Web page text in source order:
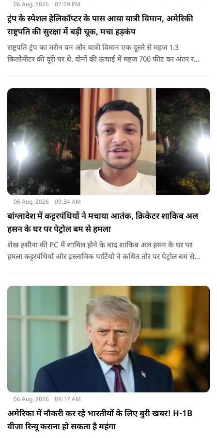
06 Aug, 2026 07:09 PM
ट्रंप के स्पेशल हेलिकॉप्टर के पास आया यात्री विमान, अमेरिकी
राष्ट्रपति की सुरक्षा में बड़ी चूक, मचा हड़कंप
राष्ट्रपति ट्रंप का मरीन वन और यात्री विमान एक दूसरे से महज 1.3
किलोमीटर की दूरी पर थे. दोनों की ऊंचाई में महज 700 फीट का अंतर रह
06 Aug, 2026 09:34 AM
बांग्लादेश में कट्टरपंथियों ने मचाया आतंक, क्रिकेटर शाकिब अल
हसन के घर पर पेट्रोल बम से हमला
शेख हसीना की PC में शामिल होने के बाद शाकिब अल हसन के घर पर
हमला कट्टरपंथियों और इस्लामिक पार्टियों ने कथित तौर पर पेट्रोल बम से
जरिए संबोधन दिया था.
06 Aug, 2026 09:17 AM
अमेरिका में नौकरी कर रहे भारतीयों के लिए बुरी खबर! H-1B
वीजा रिन्यू कराना हो सकता है महंगा